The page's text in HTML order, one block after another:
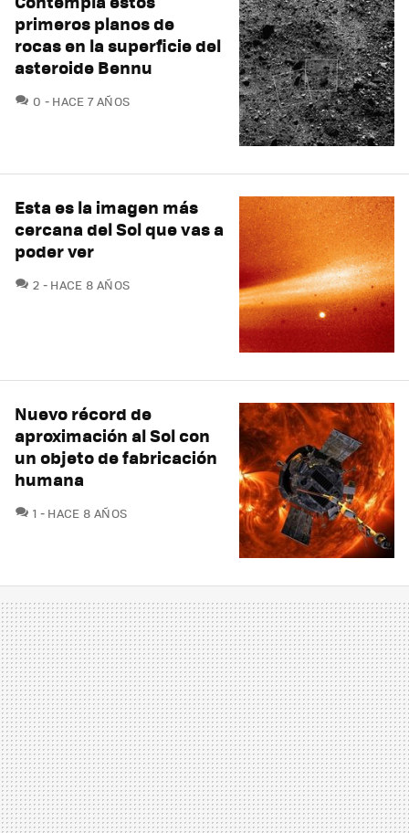
primeros planos de
rocas en la superficie del
asteroide Bennu
0 COMENTARIOS
HACE 7 AÑOS
Esta es la imagen más
cercana del Sol que vas a
poder ver
2 COMENTARIOS
HACE 8 AÑOS
Nuevo récord de
aproximación al Sol con
un objeto de fabricación
humana
1 COMENTARIOS
HACE 8 AÑOS